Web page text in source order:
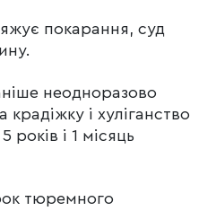
покарання, суд
неодноразово
і хуліганство
і 1 місяць
тюремного